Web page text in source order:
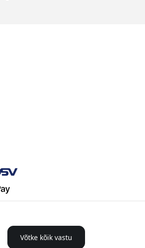
Võtke kõik vastu